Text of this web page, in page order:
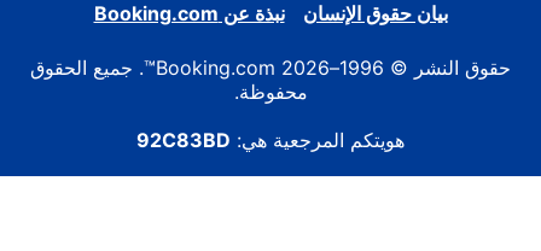
بيان حقوق الإنسان
نبذة عن Booking.com
حقوق النشر © 1996–2026 Booking.com™. جميع الحقوق
محفوظة.
هويتكم المرجعية هي: 92C83BD